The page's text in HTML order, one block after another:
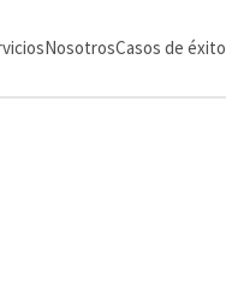
NosotrosCasos de éxito